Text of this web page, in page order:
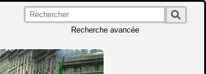
Recherche avancée